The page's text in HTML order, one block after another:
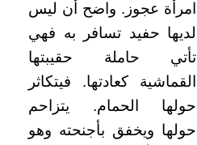
امرأة عجوز. واضح أن ليس
لديها حفيد تسافر به فهي
تأتي حاملة حقيبتها
القماشية كعادتها. فيتكاثر
حولها الحمام. يتزاحم
حولها ويخفق بأجنحته وهو